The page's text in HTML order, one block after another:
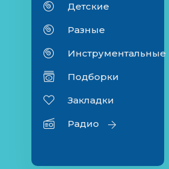
Детские
Разные
Инструментальные
Подборки
Закладки
Радио